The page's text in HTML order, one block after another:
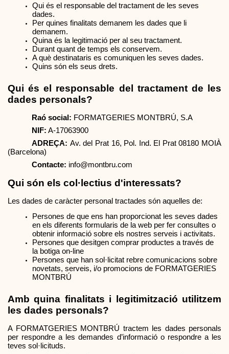
Qui és el responsable del tractament de les seves
dades.
Per quines finalitats demanem les dades que li
demanem.
Quina és la legitimació per al seu tractament.
Durant quant de temps els conservem.
A què destinataris es comuniquen les seves dades.
Quins són els seus drets.
Qui és el responsable del tractament de les
dades personals?
Raó social: FORMATGERIES MONTBRÚ, S.A
NIF: A-17063900
ADREÇA: Av. del Prat 16, Pol. Ind. El Prat 08180 MOIÀ
(Barcelona)
Contacte: info@montbru.com
Qui són els col·lectius d'interessats?
Les dades de caràcter personal tractades són aquelles de:
Persones de que ens han proporcionat les seves dades
en els diferents formularis de la web per fer consultes o
obtenir informació sobre els nostres serveis i activitats.
Persones que desitgen comprar productes a través de
la botiga on-line
Persones que han sol·licitat rebre comunicacions sobre
novetats, serveis, i/o promocions de FORMATGERIES
MONTBRÚ
Amb quina finalitats i legitimització utilitzem
les dades personals?
A FORMATGERIES MONTBRÚ tractem les dades personals
per respondre a les demandes d’informació o respondre a les
teves sol·licituds.